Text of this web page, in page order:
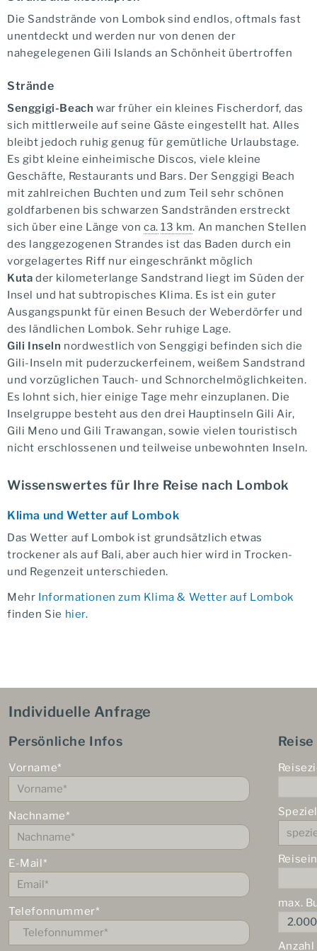
Die Sandstrände von Lombok sind endlos, oftmals fast
unentdeckt und werden nur von denen der
nahegelegenen Gili Islands an Schönheit übertroffen
Strände
Senggigi-Beach war früher ein kleines Fischerdorf, das
sich mittlerweile auf seine Gäste eingestellt hat. Alles
bleibt jedoch ruhig genug für gemütliche Urlaubstage.
Es gibt kleine einheimische Discos, viele kleine
Geschäfte, Restaurants und Bars. Der Senggigi Beach
mit zahlreichen Buchten und zum Teil sehr schönen
goldfarbenen bis schwarzen Sandstränden erstreckt
sich über eine Länge vonca. 13 km. An manchen Stellen
des langgezogenen Strandes ist das Baden durch ein
vorgelagertes Riff nur eingeschränkt möglich
Kuta der kilometerlange Sandstrand liegt im Süden der
Insel und hat subtropisches Klima. Es ist ein guter
Ausgangspunkt für einen Besuch der Weberdörfer und
des ländlichen Lombok. Sehr ruhige Lage.
Gili Inseln nordwestlich von Senggigi befinden sich die
Gili-Inseln mit puderzuckerfeinem, weißem Sandstrand
und vorzüglichen Tauch- und Schnorchelmöglichkeiten.
Es lohnt sich, hier einige Tage mehr einzuplanen. Die
Inselgruppe besteht aus den drei Hauptinseln Gili Air,
Gili Meno und Gili Trawangan, sowie vielen touristisch
nicht erschlossenen und teilweise unbewohnten Inseln.
Wissenswertes für Ihre Reise nach Lombok
Klima und Wetter auf Lombok
Das Wetter auf Lombok ist grundsätzlich etwas
trockener als auf Bali, aber auch hier wird in Trocken-
und Regenzeit unterschieden.
Mehr Informationen zum Klima & Wetter auf Lombok
finden Sie hier.
Individuelle Anfrage
Persönliche Infos
Vorname*
Nachname*
E-Mail*
Telefonnummer*
max.